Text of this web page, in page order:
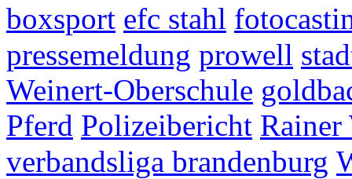
boxsport efc stahl
pressemeldung prowell
Weinert-Oberschule
Pferd Polizeibericht Rainer
verbandsliga brandenburg